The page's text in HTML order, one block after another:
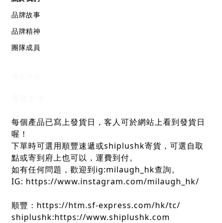
品牌故事
品牌精神
團隊成員
每個產品已寫上發貨日，客人可於網站上看到發貨日
喔！
下單時可選用順豐速遞或shiplushk寄貨，可選自取
點或寄到府上也可以，運費到付。
如有任何問題，歡迎到ig:milaugh_hk查詢。
IG: https://www.instagram.com/milaugh_hk/
順豐：https://htm.sf-express.com/hk/tc/
shiplushk:https://www.shiplushk.com